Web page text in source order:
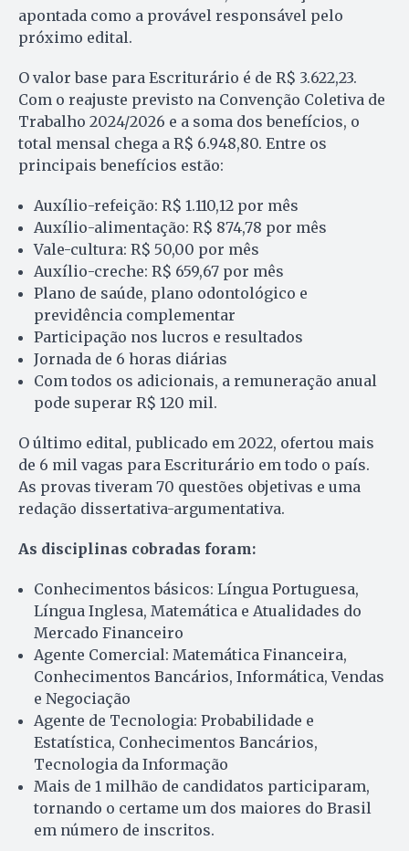
apontada como a provável responsável pelo
próximo edital.
O valor base para Escriturário é de R$ 3.622,23.
Com o reajuste previsto na Convenção Coletiva de
Trabalho 2024/2026 e a soma dos benefícios, o
total mensal chega a R$ 6.948,80. Entre os
principais benefícios estão:
Auxílio-refeição: R$ 1.110,12 por mês
Auxílio-alimentação: R$ 874,78 por mês
Vale-cultura: R$ 50,00 por mês
Auxílio-creche: R$ 659,67 por mês
Plano de saúde, plano odontológico e
previdência complementar
Participação nos lucros e resultados
Jornada de 6 horas diárias
Com todos os adicionais, a remuneração anual
pode superar R$ 120 mil.
O último edital, publicado em 2022, ofertou mais
de 6 mil vagas para Escriturário em todo o país.
As provas tiveram 70 questões objetivas e uma
redação dissertativa-argumentativa.
As disciplinas cobradas foram:
Conhecimentos básicos: Língua Portuguesa,
Língua Inglesa, Matemática e Atualidades do
Mercado Financeiro
Agente Comercial: Matemática Financeira,
Conhecimentos Bancários, Informática, Vendas
e Negociação
Agente de Tecnologia: Probabilidade e
Estatística, Conhecimentos Bancários,
Tecnologia da Informação
Mais de 1 milhão de candidatos participaram,
tornando o certame um dos maiores do Brasil
em número de inscritos.